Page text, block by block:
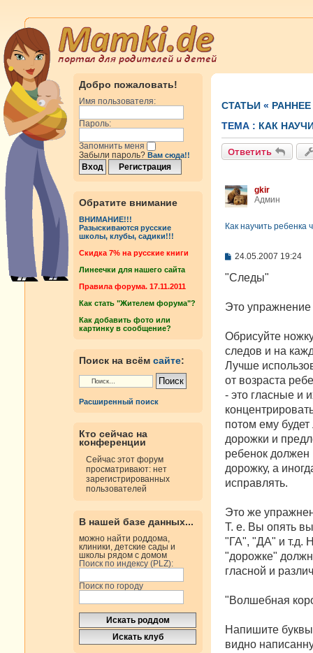
Добро пожаловать!
Имя пользователя:
Пароль:
Запомнить меня
Забыли пароль? Вам сюда!!
Обратите внимание
ВНИМАНИЕ!!!
Разыскиваются русские
школы, клубы, садики!!!
Cкидка 7% на русские книги
Линеечки для нашего сайта
Правила форума. 17.11.2011
Как стать "Жителем форума"?
Как добавить фото или
картинку в сообщение?
Поиск на всём сайте:
Расширенный поиск
Кто сейчас на
конференции
Сейчас этот форум
просматривают: нет
зарегистрированных
пользователей
В нашей базе данных...
можно найти роддома,
клиники, детские сады и
школы рядом с домом
Поиск по индексу (PLZ):
Поиск по городу
СТАТЬИ «
ТЕМА : КАК
Ответить
gkir
Админ
Как научить ребенка
С
о
е
е
24.05.2007 19:24
"Следы"
Это упражнение
Обрисуйте
следов и на
Лучше
от возраста
- это гласные и
потом ему
дорожки и
ребенок должен
дорожку, а
исправлять.
Это же
Т. е. Вы опять
"ГА", "ДА" и т.д.
"дорожке"
гласной и
"Волшебная
Напишите буквы
видно